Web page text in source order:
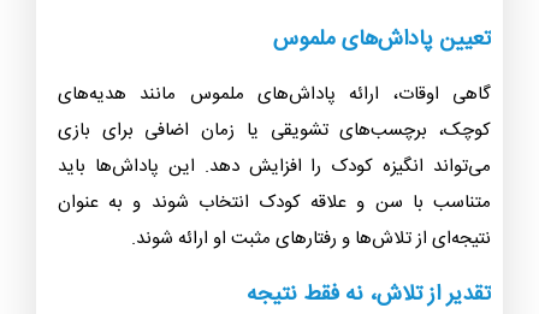
تعیین پاداش‌های ملموس
گاهی اوقات، ارائه پاداش‌های ملموس مانند هدیه‌های
کوچک، برچسب‌های تشویقی یا زمان اضافی برای بازی
می‌تواند انگیزه کودک را افزایش دهد. این پاداش‌ها باید
متناسب با سن و علاقه کودک انتخاب شوند و به عنوان
نتیجه‌ای از تلاش‌ها و رفتارهای مثبت او ارائه شوند.
تقدیر از تلاش، نه فقط نتیجه